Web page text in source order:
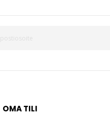
OMA TILI